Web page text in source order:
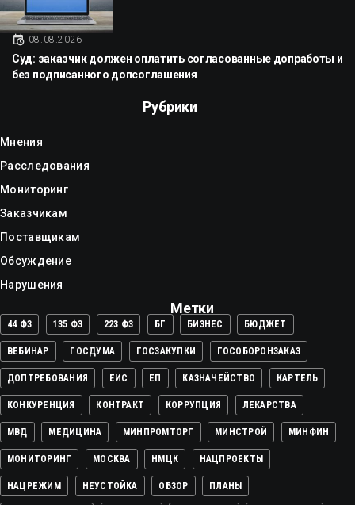
08.08.2026
Суд: заказчик должен оплатить согласованные допработы и
без подписанного допсоглашения
Рубрики
Мнения
Расследования
Мониторинг
Заказчикам
Поставщикам
Обсуждение
Нарушения
Метки
44 ФЗ 135 ФЗ 223 ФЗ БГ БИЗНЕС БЮДЖЕТ
ВЕБИНАР ГОСДУМА ГОСЗАКУПКИ ГОСОБОРОНЗАКАЗ
ДОПТРЕБОВАНИЯ ЕИС ЕП КАЗНАЧЕЙСТВО КАРТЕЛЬ
КОНКУРЕНЦИЯ КОНТРАКТ КОРРУПЦИЯ ЛЕКАРСТВА
МВД МЕДИЦИНА МИНПРОМТОРГ МИНСТРОЙ МИНФИН
МОНИТОРИНГ МОСКВА НМЦК НАЦПРОЕКТЫ
НАЦРЕЖИМ НЕУСТОЙКА ОБЗОР ПЛАНЫ